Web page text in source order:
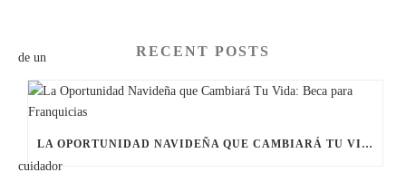
RECENT POSTS
LA OPORTUNIDAD NAVIDEÑA QUE CAMBIARÁ TU VIDA: BECA PARA FRANQUICIAS